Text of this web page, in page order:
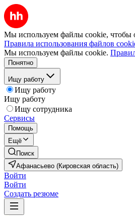
Мы используем файлы cookie, чтобы
Правила использования файлов
Мы используем файлы cookie.
Понятно
Ищу работу
Ищу работу
Ищу работу
Ищу сотрудника
Сервисы
Помощь
Ещё
Поиск
Афанасьево (Кировская область)
Войти
Войти
Создать резюме